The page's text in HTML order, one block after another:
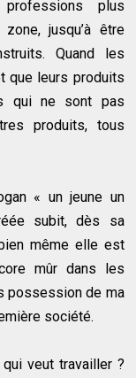
plus
jusqu’à être
Quand les
que leurs produits
qui ne sont pas
produits, tous
« un jeune un
subit, dès sa
même elle est
mûr dans les
possession de ma
société.
veut travailler ?